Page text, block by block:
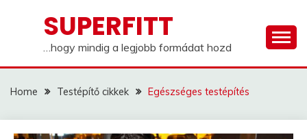
SUPERFITT
…hogy mindig a legjobb formádat hozd
Home Testépítő cikkek Egészséges testépítés